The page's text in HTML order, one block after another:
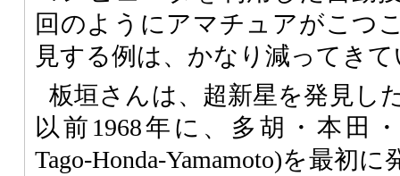
回のようにアマチュアがこつ
見する例は、かなり減ってき
板垣さんは、超新星を発見し
以前1968年に、多胡・本田
Tago-Honda-Yamamoto)を最初